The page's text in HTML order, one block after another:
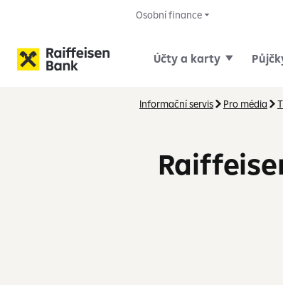
Účty a karty
Osobní finance
Informační servis Pro média